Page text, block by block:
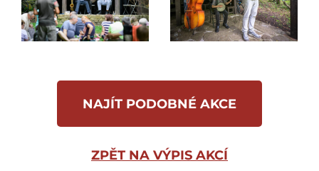
NAJÍT PODOBNÉ AKCE
ZPĚT NA VÝPIS AKCÍ